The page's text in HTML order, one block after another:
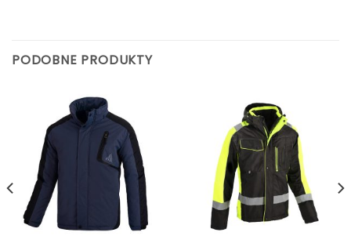
PODOBNE PRODUKTY